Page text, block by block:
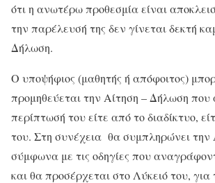
ότι η ανωτέρω προθεσμία είναι
την παρέλευσή της δεν γίνεται δεκτή
Δήλωση.
Ο υποψήφιος (μαθητής ή απόφοιτος)
προμηθεύεται την Αίτηση – Δήλωση που
περίπτωσή του είτε από το διαδίκτυο,
του. Στη συνέχεια θα συμπληρώνει την
σύμφωνα με τις οδηγίες που
και θα προσέρχεται στο Λύκειό του, για